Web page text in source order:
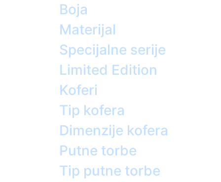
Boja
Materijal
Specijalne serije
Limited Edition
Koferi
Tip kofera
Dimenzije kofera
Putne torbe
Tip putne torbe